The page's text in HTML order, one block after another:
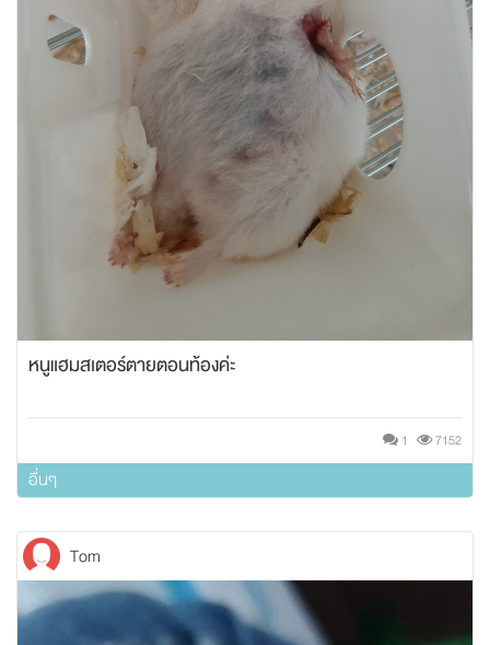
หนูแฮมสเตอร์ตายตอนท้องค่ะ
1 7152
อื่นๆ
Tom